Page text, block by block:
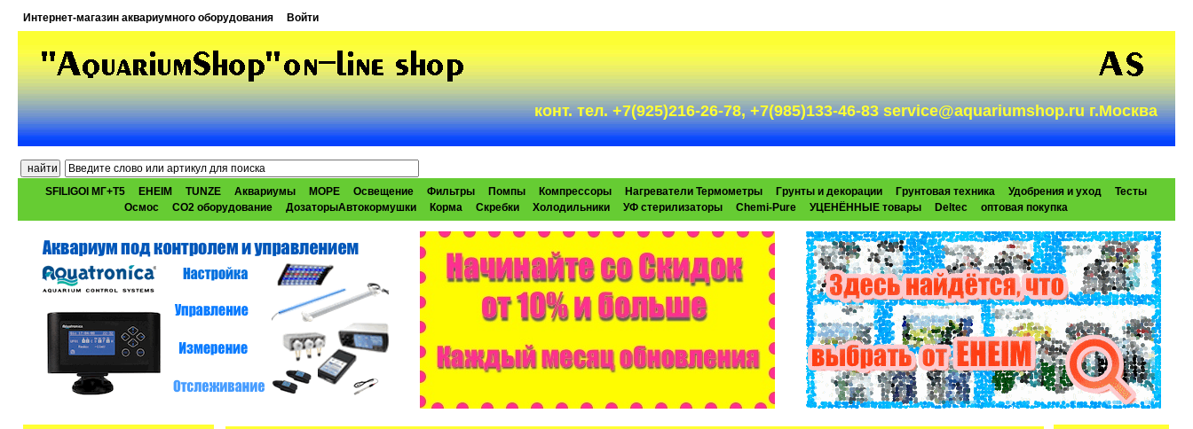
Интернет-магазин аквариумного оборудования Войти
конт. тел. +7(925)216-26-78, +7(985)133-46-83 service@aquariumshop.ru г.Москва
SFILIGOI МГ+Т5 EHEIM TUNZE Аквариумы МОРЕ Освещение Фильтры Помпы Компрессоры Нагреватели Термометры Грунты и декорации Грунтовая техника Удобрения и уход
Тесты
Осмос
CO2 оборудование ДозаторыАвтокормушки Корма Скребки Холодильники УФ стерилизаторы Chemi-Pure УЦЕНЁННЫЕ товары Deltec оптовая покупка